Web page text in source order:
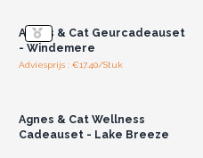
Agnes & Cat Geurcadeauset
- Windemere
Adviesprijs : €17.40/Stuk
Agnes & Cat Wellness
Cadeauset - Lake Breeze